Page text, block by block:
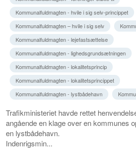
Kommunalfuldmagten - hvile i sig selv-princippet
Kommunalfuldmagten – hvile i sig selv
Kommunalfuldmagten - lejefastsættelse
Kommunalfuldmagten - lighedsgrundsætningen
Kommunalfuldmagten - lokalitetsprincip
Kommunalfuldmagten - lokalitetsprincippet
Kommunalfuldmagten - lystbådehavn
Trafikministeriet havde rettet
angående en klage over en kommunes
en lystbådehavn.
Indenrigsmin...